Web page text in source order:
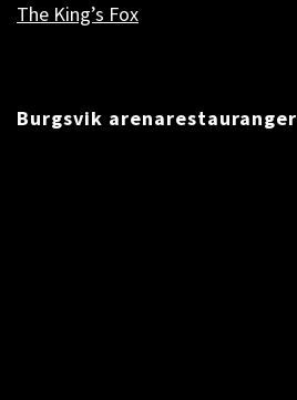
The King’s Fox
Burgsvik arenarestauranger